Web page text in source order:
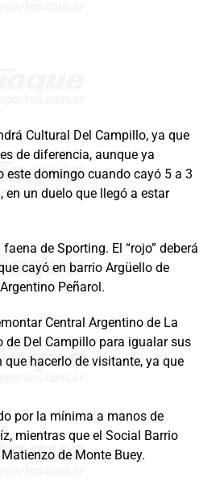
Cultural Del Campillo, ya que
de diferencia, aunque ya
este domingo cuando cayó 5 a 3
en un duelo que llegó a estar
de Sporting. El “rojo” deberá
cayó en barrio Argüello de
Peñarol.
Central Argentino de La
de Del Campillo para igualar sus
que hacerlo de visitante, ya que
por la mínima a manos de
mientras que el Social Barrio
de Monte Buey.